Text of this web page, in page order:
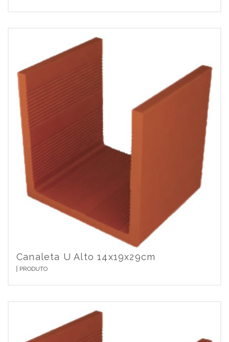
Canaleta U Alto 14x19x29cm
PRODUTO